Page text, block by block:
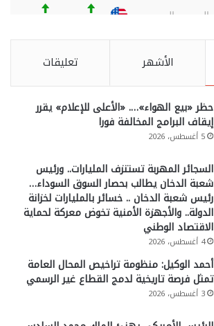
الأشهر تعليقات
حظر «بيع الهواء»…. «الأعلى للإعلام» يقرر
إيقاف البرامج المخالفة فورا
5 أغسطس، 2026
السجائر المهربة تستنزف المليارات.. ورئيس
شعبة الدخان يطالب بحصار السوق السوداء…
رئيس شعبة الدخان .. خسائر بالمليارات لخزانة
الدولة.. والأجهزة الأمنية تخوض معركة لحماية
الاقتصاد الوطني
4 أغسطس، 2026
أحمد الوكيل: منظومة تراخيص المحال العامة
تمثل فرصة تاريخية لدمج القطاع غير الرسمي
3 أغسطس، 2026